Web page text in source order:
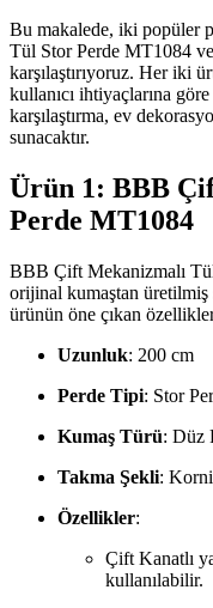
Bu makalede, iki popüler
Tül Stor Perde MT1084
karşılaştırıyoruz. Her iki
kullanıcı ihtiyaçlarına
karşılaştırma, ev
sunacaktır.
Ürün 1: BBB
Perde MT1084
BBB Çift Mekanizmalı
orijinal kumaştan üretilmiş
ürünün öne çıkan
Uzunluk: 200 cm
Perde Tipi: Stor
Kumaş Türü: Düz
Takma Şekli:
Özellikler:
Çift Kanatlı
kullanılabilir.